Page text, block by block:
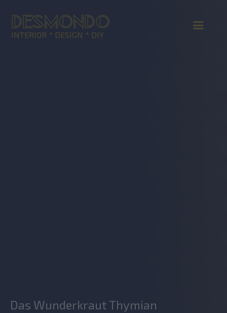
DESMONDO
INTERIOR * DESIGN * DIY
Das Wunderkraut Thymian